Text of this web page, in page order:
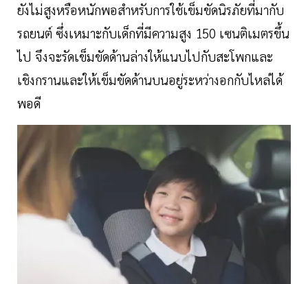
ยังไม่สูงหรือหนักพอสำหรับการใช้เข็มขัดนิรภัยที่มากับ
รถยนต์ ซึ่งเหมาะกับเด็กที่มีความสูง 150 เซนติเมตรขึ้น
ไป จึงจะรัดเข็มขัดด้านล่างให้แนบไปกับสะโพกและ
เชิงกรานและให้เข็มขัดด้านบนอยู่ระหว่างอกกับไหล่ได้
พอดี